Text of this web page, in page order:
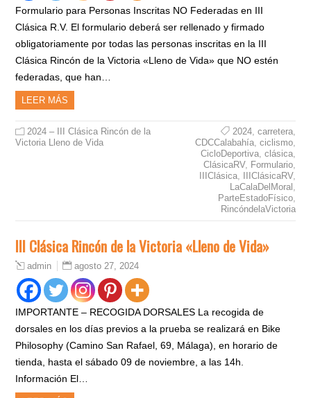
Formulario para Personas Inscritas NO Federadas en III
Clásica R.V. El formulario deberá ser rellenado y firmado
obligatoriamente por todas las personas inscritas en la III
Clásica Rincón de la Victoria «Lleno de Vida» que NO estén
federadas, que han…
LEER MÁS
2024 – III Clásica Rincón de la
Victoria Lleno de Vida
2024, carretera,
CDCCalabahía, ciclismo,
CicloDeportiva, clásica,
ClásicaRV, Formulario,
IIIClásica, IIIClásicaRV,
LaCalaDelMoral
ParteEstadoFísico,
RincóndelaVictoria
III Clásica Rincón de la Victoria «Lleno de Vida»
admin agosto 27, 2024
IMPORTANTE – RECOGIDA DORSALES La recogida de
dorsales en los días previos a la prueba se realizará en Bike
Philosophy (Camino San Rafael, 69, Málaga), en horario de
tienda, hasta el sábado 09 de noviembre, a las 14h.
Información El…